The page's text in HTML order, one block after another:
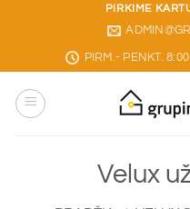
PIRKIME
PIRM.- PENKT.
Velux